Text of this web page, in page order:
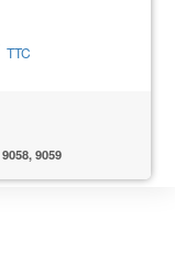
TTC
9059